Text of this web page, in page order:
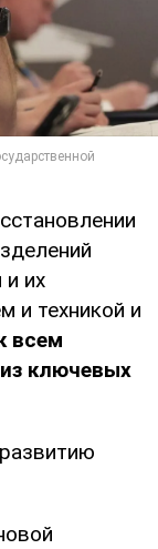
их
и техникой и
всем
ключевых